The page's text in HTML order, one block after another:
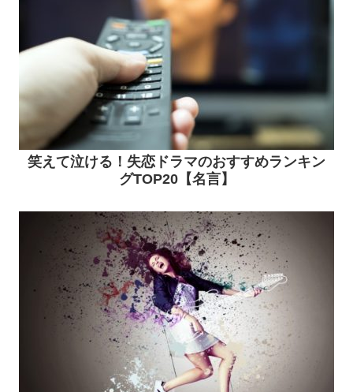
笑えて泣ける！失恋ドラマのおすすめランキン
グTOP20【名言】